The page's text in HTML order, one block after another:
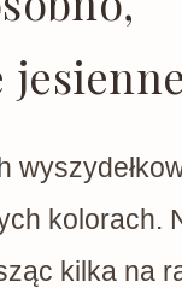
kolorach.
kilka na